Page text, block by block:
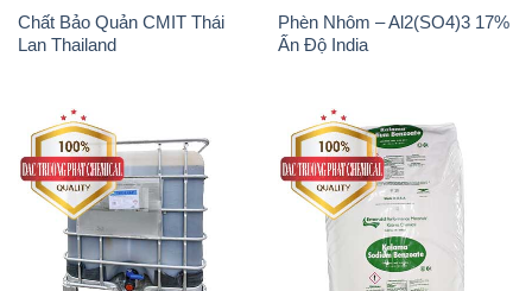
Chất Bảo Quản CMIT Thái
Lan Thailand
Phèn Nhôm – Al2(SO4)3 17%
Ấn Độ India